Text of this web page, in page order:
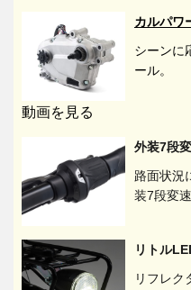
カルパワ
シーンに
ール。
動画を見る
外装7段
路面状況
装7段変
リトル
リフレク